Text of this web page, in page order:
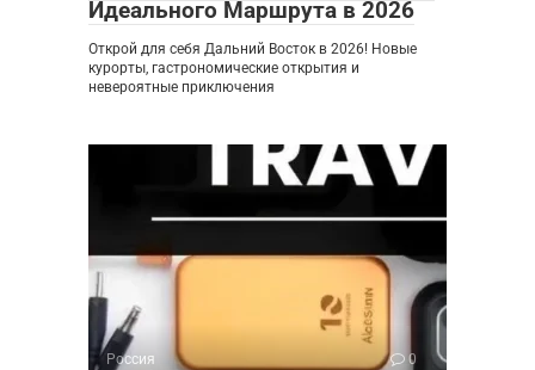
Идеального Маршрута в 2026
Открой для себя Дальний Восток в 2026! Новые
курорты, гастрономические открытия и
невероятные приключения
Россия 0